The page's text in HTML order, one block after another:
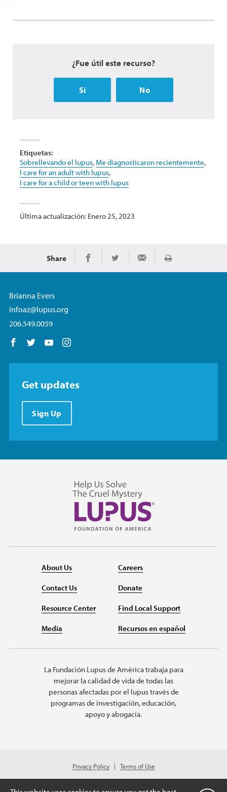
¿Fue útil este recurso?
Sí No
Etiquetas:
Sobrellevando el lupus, Me diagnosticaron recientemente,
I care for an adult with lupus,
I care for a child or teen with lupus
Última actualización: Enero 25, 2023
Share Share on Facebook
Share on TwitterShare via EmailImprimir
Brianna Evers
infoaz@lupus.org
206.549.0059
Follow us on Facebook
Follow us on Twitter
Follow us on YouTube
Get updates
Sign Up
About Us
Contact Us
Resource Center
Media
Careers
Donate
Find Local Support
Recursos en español
La Fundación Lupus de América trabaja para
mejorar la calidad de vida de todas las
personas afectadas por el lupus través de
programas de investigación, educación,
apoyo y abogacía.
Privacy Policy
Terms of Use
© 2026 Lupus Foundation of America. All rights reserved.
Charitable organization with 501(c)(3) tax-exempt status. Federal ID #43-